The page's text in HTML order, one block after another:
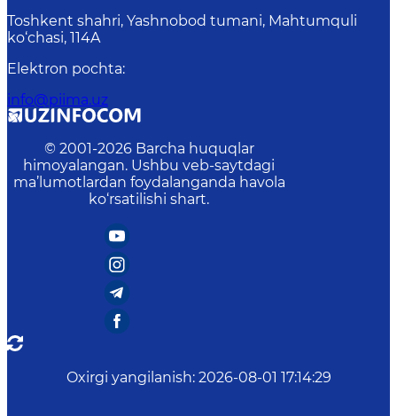
Toshkent shahri, Yashnobod tumani, Mahtumquli
ko‘chasi, 114A
Elektron pochta:
info@piima.uz
© 2001-2026 Barcha huquqlar
himoyalangan. Ushbu veb-saytdagi
ma’lumotlardan foydalanganda havola
ko‘rsatilishi shart.
Oxirgi yangilanish: 2026-08-01 17:14:29